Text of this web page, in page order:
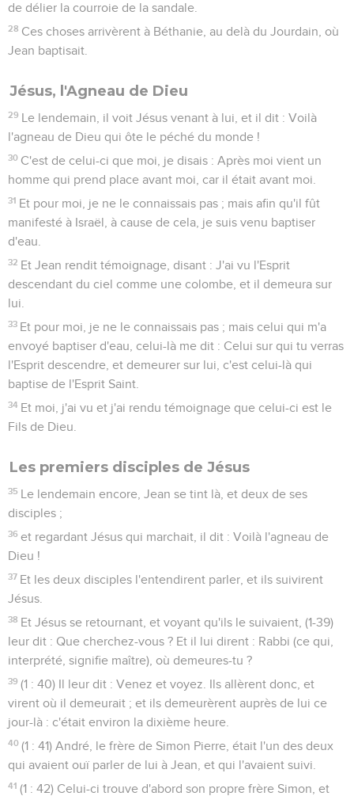
de délier la courroie de la sandale.
28 Ces choses arrivèrent à Béthanie, au delà du Jourdain, où
Jean baptisait.
Jésus, l'Agneau de Dieu
29 Le lendemain, il voit Jésus venant à lui, et il dit : Voilà
l'agneau de Dieu qui ôte le péché du monde !
30 C'est de celui-ci que moi, je disais : Après moi vient un
homme qui prend place avant moi, car il était avant moi.
31 Et pour moi, je ne le connaissais pas ; mais afin qu'il fût
manifesté à Israël, à cause de cela, je suis venu baptiser
d'eau.
32 Et Jean rendit témoignage, disant : J'ai vu l'Esprit
descendant du ciel comme une colombe, et il demeura sur
lui.
33 Et pour moi, je ne le connaissais pas ; mais celui qui m'a
envoyé baptiser d'eau, celui-là me dit : Celui sur qui tu verras
l'Esprit descendre, et demeurer sur lui, c'est celui-là qui
baptise de l'Esprit Saint.
34 Et moi, j'ai vu et j'ai rendu témoignage que celui-ci est le
Fils de Dieu.
Les premiers disciples de Jésus
35 Le lendemain encore, Jean se tint là, et deux de ses
disciples ;
36 et regardant Jésus qui marchait, il dit : Voilà l'agneau de
Dieu !
37 Et les deux disciples l'entendirent parler, et ils suivirent
Jésus.
38 Et Jésus se retournant, et voyant qu'ils le suivaient, (1-39)
leur dit : Que cherchez-vous ? Et il lui dirent : Rabbi (ce qui,
interprété, signifie maître), où demeures-tu ?
39 (1 : 40) Il leur dit : Venez et voyez. Ils allèrent donc, et
virent où il demeurait ; et ils demeurèrent auprès de lui ce
jour-là : c'était environ la dixième heure.
40 (1 : 41) André, le frère de Simon Pierre, était l'un des deux
qui avaient ouï parler de lui à Jean, et qui l'avaient suivi.
41 (1 : 42) Celui-ci trouve d'abord son propre frère Simon, et